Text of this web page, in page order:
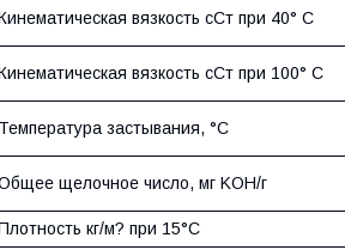
вязкость сСт при 40° С
вязкость сСт при 100° С
Температура застывания, °С
щелочное число, мг KOH/г
кг/м? при 15°C